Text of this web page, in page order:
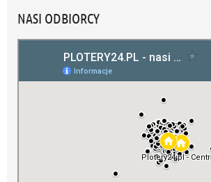
NASI ODBIORCY